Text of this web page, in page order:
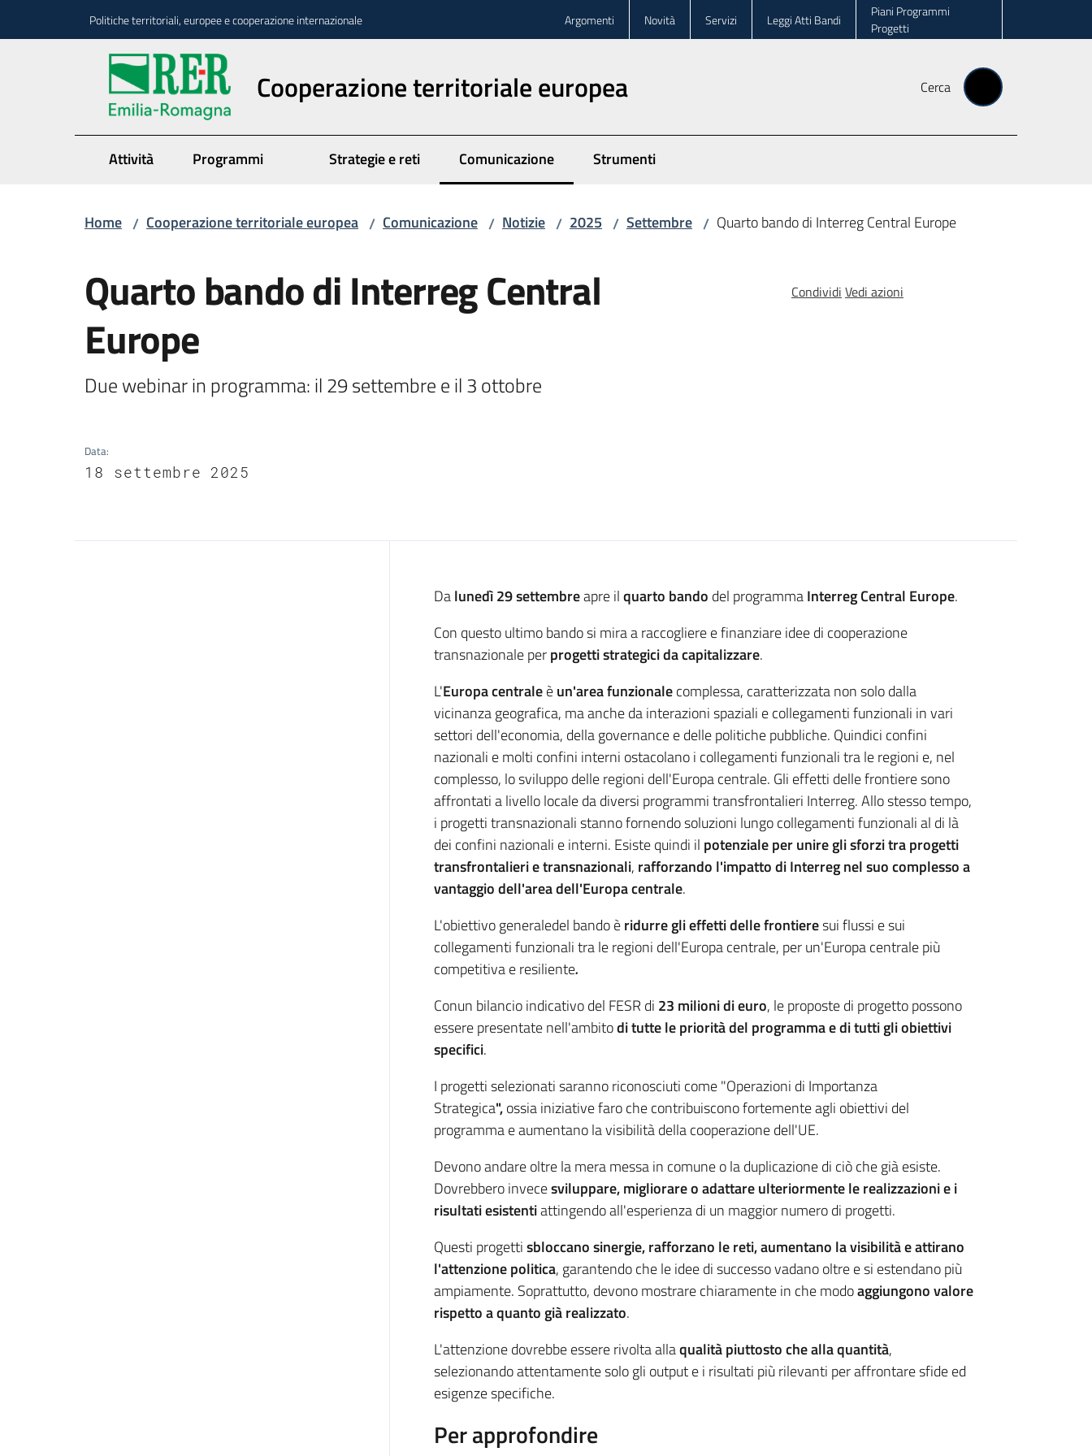
Politiche territoriali, europee e cooperazione internazionale Argomenti Novità Servizi Leggi Atti Bandi
Piani Programmi
Progetti
Cooperazione territoriale europea Cerca
Attività Programmi Strategie e reti Comunicazione
Menu selezionato Strumenti
Home / Cooperazione territoriale europea / Comunicazione / Notizie / 2025 / Settembre / Quarto bando di Interreg Central Europe
Quarto bando di Interreg Central
Europe
Due webinar in programma: il 29 settembre e il 3 ottobre
Data:
18 settembre 2025
Condividi Vedi azioni
Introduzione
Dalunedì 29 settembreapre ilquarto bando del programmaInterreg Central Europe.
Con questo ultimo bando si mira a raccogliere e finanziare idee di cooperazione
transnazionale perprogetti strategici da capitalizzare.
L'Europa centraleèun'area funzionalecomplessa, caratterizzata non solo dalla
vicinanza geografica, ma anche da interazioni spaziali e collegamenti funzionali in vari
settori dell'economia, della governance e delle politiche pubbliche. Quindici confini
nazionali e molti confini interni ostacolano i collegamenti funzionali tra le regioni e, nel
complesso, lo sviluppo delle regioni dell'Europa centrale. Gli effetti delle frontiere sono
affrontati a livello locale da diversi programmi transfrontalieri Interreg. Allo stesso tempo,
i progetti transnazionali stanno fornendo soluzioni lungo collegamenti funzionali al di là
dei confini nazionali e interni. Esiste quindi il potenziale per unire gli sforzi tra progetti
transfrontalieri e transnazionali, rafforzando l'impatto di Interreg nel suo complesso a
vantaggio dell'area dell'Europa centrale.
L'obiettivo generaledel bando èridurre gli effetti delle frontieresui flussi e sui
collegamenti funzionali tra le regioni dell'Europa centrale, per un'Europa centrale più
competitiva e resiliente.
Conun bilancio indicativo del FESR di 23 milioni di euro, le proposte di progetto possono
essere presentate nell'ambitodi tutte le priorità del programma e di tutti gli obiettivi
specifici.
I progetti selezionati saranno riconosciuti come "Operazioni di Importanza
Strategica",ossia iniziative faro che contribuiscono fortemente agli obiettivi del
programma e aumentano la visibilità della cooperazione dell'UE.
Devono andare oltre la mera messa in comune o la duplicazione di ciò che già esiste.
Dovrebbero invecesviluppare, migliorare o adattare ulteriormente le realizzazioni e i
risultati esistentiattingendo all'esperienza di un maggior numero di progetti.
Questi progettisbloccano sinergie, rafforzano le reti, aumentano la visibilità e attirano
l'attenzione politica, garantendo che le idee di successo vadano oltre e si estendano più
ampiamente. Soprattutto, devono mostrare chiaramente in che modoaggiungono valore
rispetto a quanto già realizzato.
L'attenzione dovrebbe essere rivolta allaqualità piuttosto che alla quantità,
selezionando attentamente solo gli output e i risultati più rilevanti per affrontare sfide ed
esigenze specifiche.
Per approfondire